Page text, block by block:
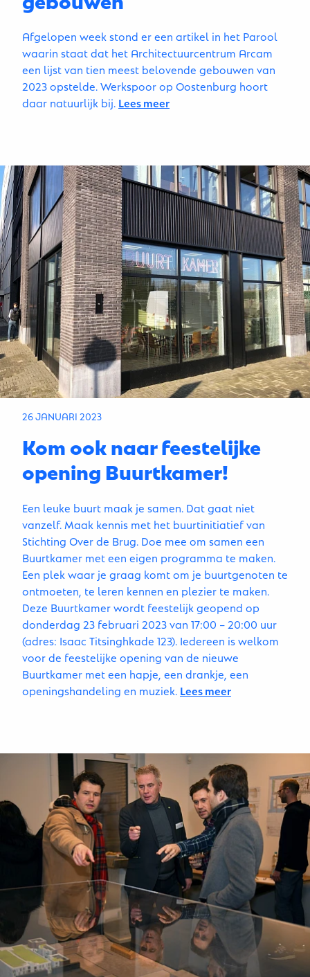
Afgelopen week stond er een artikel in het Parool
waarin staat dat het Architectuurcentrum Arcam
een lijst van tien meest belovende gebouwen van
2023 opstelde. Werkspoor op Oostenburg hoort
daar natuurlijk bij. Lees meer
26 JANUARI 2023
Kom ook naar feestelijke
opening Buurtkamer!
Een leuke buurt maak je samen. Dat gaat niet
vanzelf. Maak kennis met het buurtinitiatief van
Stichting Over de Brug. Doe mee om samen een
Buurtkamer met een eigen programma te maken.
Een plek waar je graag komt om je buurtgenoten te
ontmoeten, te leren kennen en plezier te maken.
Deze Buurtkamer wordt feestelijk geopend op
donderdag 23 februari 2023 van 17:00 – 20:00 uur
(adres: Isaac Titsinghkade 123). Iedereen is welkom
voor de feestelijke opening van de nieuwe
Buurtkamer met een hapje, een drankje, een
openingshandeling en muziek. Lees meer